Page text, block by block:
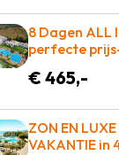
8 Dagen ALL
perfecte
€ 465,-
ZON EN
VAKANTIE